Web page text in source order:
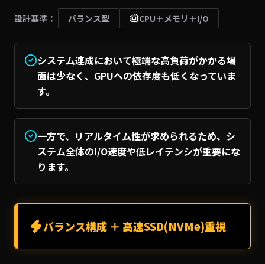
設計基準： バランス型 CPU＋メモリ＋I/O
システム連成において極端な高負荷がかかる場
面は少なく、GPUへの依存度も低くなっていま
す。
一方で、リアルタイム性が求められるため、シ
ステム全体のI/O速度や低レイテンシが重要にな
ります。
バランス構成 ＋ 高速SSD(NVMe)重視